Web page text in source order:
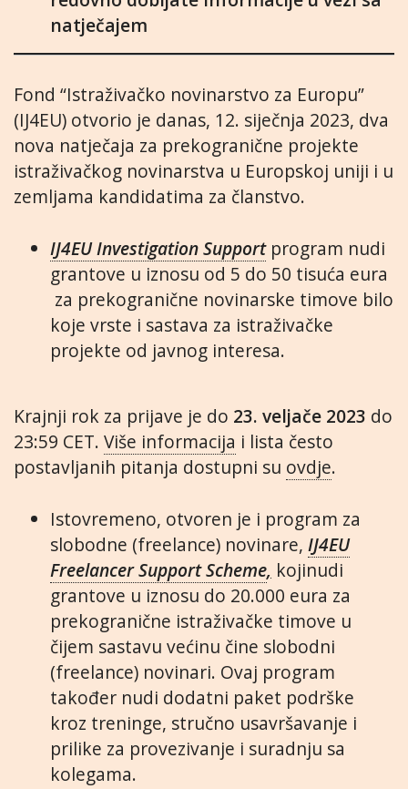
natječajem
Fond “Istraživačko novinarstvo za Europu”
(IJ4EU) otvorio je danas, 12. siječnja 2023, dva
nova natječaja za prekogranične projekte
istraživačkog novinarstva u Europskoj uniji i u
zemljama kandidatima za članstvo.
IJ4EU Investigation Supportprogram nudi
grantove u iznosu od 5 do 50 tisuća eura
za prekogranične novinarske timove bilo
koje vrste i sastava za istraživačke
projekte od javnog interesa.
Krajnji rok za prijave je do 23. veljače 2023 do
23:59 CET. Više informacija i lista često
postavljanih pitanja dostupni su ovdje.
Istovremeno, otvoren je i program za
slobodne (freelance) novinare, IJ4EU
Freelancer Support Scheme, kojinudi
grantove u iznosu do 20.000 eura za
prekogranične istraživačke timove u
čijem sastavu većinu čine slobodni
(freelance) novinari. Ovaj program
također nudi dodatni paket podrške
kroz treninge, stručno usavršavanje i
prilike za provezivanje i suradnju sa
kolegama.